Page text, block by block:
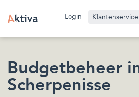
Login Klantenservice
Budgetbeheer
Scherpenisse